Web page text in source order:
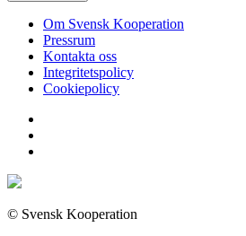
Om Svensk Kooperation
Pressrum
Kontakta oss
Integritetspolicy
Cookiepolicy
© Svensk Kooperation